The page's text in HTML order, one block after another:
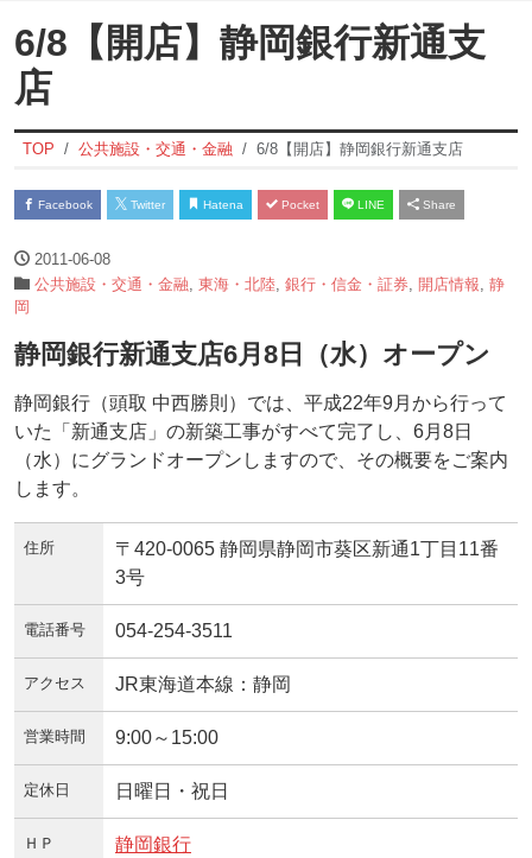
6/8【開店】静岡銀行新通支
店
TOP 公共施設・交通・金融 6/8【開店】静岡銀行新通支店
Facebook Twitter Hatena Pocket LINE Share
2011-06-08
公共施設・交通・金融 東海・北陸 銀行・信金・証券 開店情報 静
岡
静岡銀行新通支店6月8日（水）オープン
静岡銀行（頭取 中西勝則）では、平成22年9月から行って
いた「新通支店」の新築工事がすべて完了し、6月8日
（水）にグランドオープンしますので、その概要をご案内
します。
住所
〒420-0065 静岡県静岡市葵区新通1丁目11番
3号
電話番号 054-254-3511
アクセス JR東海道本線：静岡
営業時間 9:00～15:00
定休日 日曜日・祝日
ＨＰ 静岡銀行